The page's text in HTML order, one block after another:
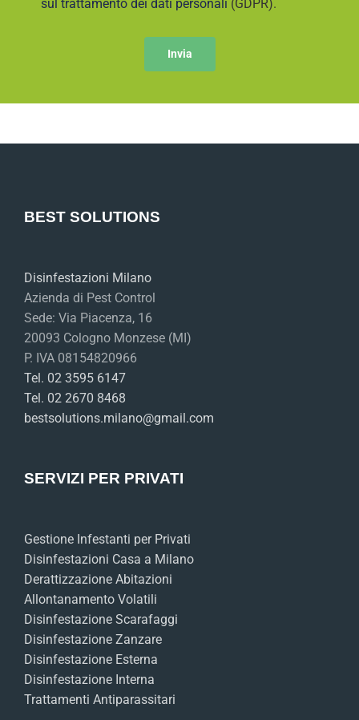
sul trattamento dei dati personali (GDPR).
BEST SOLUTIONS
Disinfestazioni Milano
Azienda di Pest Control
Sede: Via Piacenza, 16
20093 Cologno Monzese (MI)
P. IVA 08154820966
Tel. 02 3595 6147
Tel. 02 2670 8468
bestsolutions.milano@gmail.com
SERVIZI PER PRIVATI
Gestione Infestanti per Privati
Disinfestazioni Casa a Milano
Derattizzazione Abitazioni
Allontanamento Volatili
Disinfestazione Scarafaggi
Disinfestazione Zanzare
Disinfestazione Esterna
Disinfestazione Interna
Trattamenti Antiparassitari